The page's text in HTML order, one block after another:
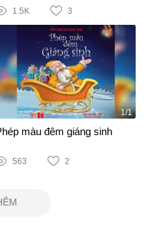
1.5K 3
1/1
màu đêm giáng sinh
563 2